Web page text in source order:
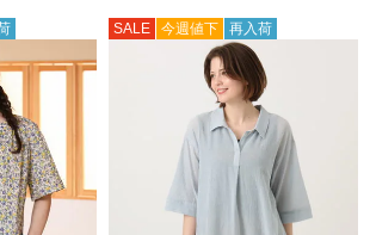
SALE 今週値下 再入荷